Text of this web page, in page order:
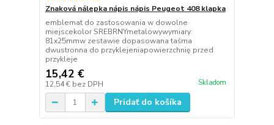
Znaková nálepka nápis nápis Peugeot 408 klapka
emblemat do zastosowania w dowolne
miejscekolor SREBRNYmetalowywymiary:
81x25mmw zestawie dopasowana taśma
dwustronna do przyklejeniapowierzchnię przed
przykleje
15,42 €
12,54 € bez DPH Skladom
Pridať do košíka